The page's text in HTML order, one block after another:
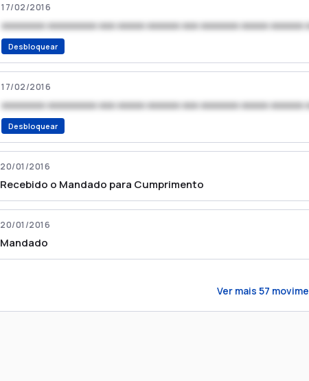
17/02/2016
xxxxxxxx xxxxxxxxx xxx xxxxx xxxxxx xxx xxxxxxx xxxxx xxxxxx
Desbloquear
17/02/2016
xxxxxxxx xxxxxxxxx xxx xxxxx xxxxxx xxx xxxxxxx xxxxx xxxxxx
Desbloquear
20/01/2016
Recebido o Mandado para Cumprimento
20/01/2016
Mandado
Ver mais 57